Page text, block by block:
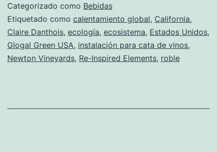
Categorizado como Bebidas
Etiquetado como calentamiento global, California,
Claire Danthois, ecología, ecosistema, Estados Unidos,
Glogal Green USA, instalación para cata de vinos,
Newton Vineyards, Re-Inspired Elements, roble